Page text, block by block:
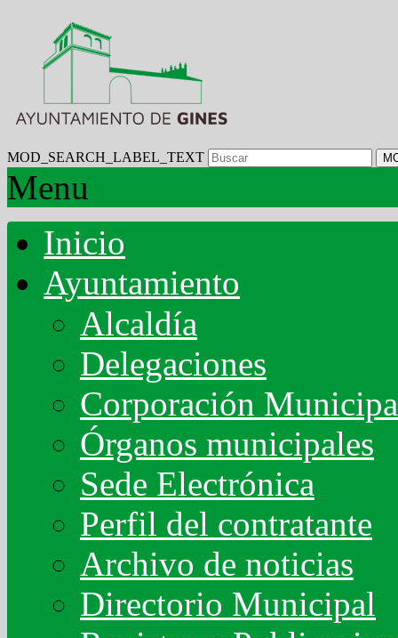
MOD_SEARCH_LABEL_TEXT
Menu
Inicio
Ayuntamiento
Alcaldía
Delegaciones
Corporación
Órganos municipales
Sede Electrónica
Perfil del contratante
Archivo de noticias
Directorio Municipal